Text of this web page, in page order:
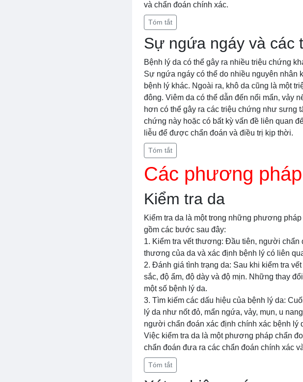
và chẩn đoán chính xác.
Tóm tắt
Sự ngứa ngáy và các
Bệnh lý da có thể gây ra nhiều triệu chứng
Sự ngứa ngáy có thể do nhiều nguyên nhân
bệnh lý khác. Ngoài ra, khô da cũng là một
đông. Viêm da có thể dẫn đến nổi mẩn, vảy
hơn có thể gây ra các triệu chứng như sưng
chứng này hoặc có bất kỳ vấn đề liên quan
liễu để được chẩn đoán và điều trị kịp thời.
Tóm tắt
Các phương
Kiểm tra da
Kiểm tra da là một trong những phương
gồm các bước sau đây:
1. Kiểm tra vết thương: Đầu tiên, người chẩn
thương của da và xác định bệnh lý có liên
2. Đánh giá tình trạng da: Sau khi kiểm tra
sắc, độ ẩm, độ dày và độ mịn. Những thay
một số bệnh lý da.
3. Tìm kiếm các dấu hiệu của bệnh lý da:
lý da như nốt đỏ, mẩn ngứa, vảy, mụn, u
người chẩn đoán xác định chính xác bệnh lý
Việc kiểm tra da là một phương pháp chẩn
chẩn đoán đưa ra các chẩn đoán chính xác
Tóm tắt